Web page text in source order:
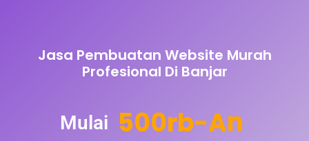
Jasa Pembuatan Website Murah
Profesional Di Banjar
Mulai 500rb-An